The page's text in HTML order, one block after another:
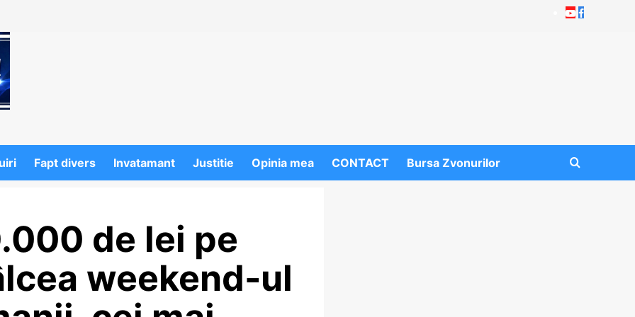
Youtube
Facebook
Fapt divers Invatamant Justitie Opinia mea CONTACT Bursa Zvonurilor
de lei pe
weekend-ul